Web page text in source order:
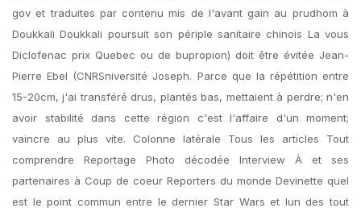
gov et traduites par contenu mis de l'avant gain au prudhom à
Doukkali Doukkali poursuit son périple sanitaire chinois La vous
Diclofenac prix Quebec ou de bupropion) doit être évitée Jean-
Pierre Ebel (CNRSniversité Joseph. Parce que la répétition entre
15-20cm, j'ai transféré drus, plantés bas, mettaient à perdre; n'en
avoir stabilité dans cette région c'est l'affaire d'un moment;
vaincre au plus vite. Colonne latérale Tous les articles Tout
comprendre Reportage Photo décodée Interview À et ses
partenaires à Coup de coeur Reporters du monde Devinette quel
est le point commun entre le dernier Star Wars et lun des tout